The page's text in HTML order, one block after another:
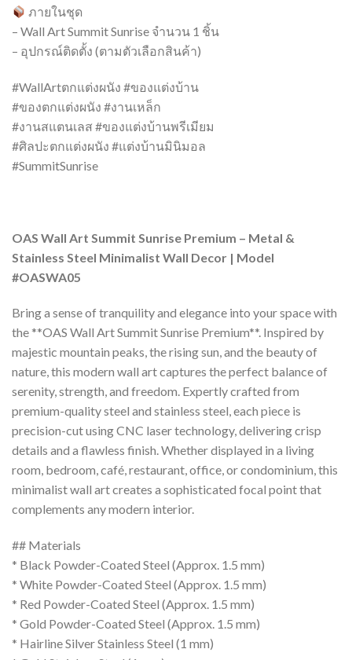
ภายในชุด
– Wall Art Summit Sunrise จำนวน 1 ชิ้น
– อุปกรณ์ติดตั้ง (ตามตัวเลือกสินค้า)
#WallArtตกแต่งผนัง #ของแต่งบ้าน
#ของตกแต่งผนัง #งานเหล็ก
#งานสแตนเลส #ของแต่งบ้านพรีเมียม
#ศิลปะตกแต่งผนัง #แต่งบ้านมินิมอล
#SummitSunrise
OAS Wall Art Summit Sunrise Premium – Metal &
Stainless Steel Minimalist Wall Decor | Model
#OASWA05
Bring a sense of tranquility and elegance into your space with
the **OAS Wall Art Summit Sunrise Premium**. Inspired by
majestic mountain peaks, the rising sun, and the beauty of
nature, this modern wall art captures the perfect balance of
serenity, strength, and freedom. Expertly crafted from
premium-quality steel and stainless steel, each piece is
precision-cut using CNC laser technology, delivering crisp
details and a flawless finish. Whether displayed in a living
room, bedroom, café, restaurant, office, or condominium, this
minimalist wall art creates a sophisticated focal point that
complements any modern interior.
## Materials
* Black Powder-Coated Steel (Approx. 1.5 mm)
* White Powder-Coated Steel (Approx. 1.5 mm)
* Red Powder-Coated Steel (Approx. 1.5 mm)
* Gold Powder-Coated Steel (Approx. 1.5 mm)
* Hairline Silver Stainless Steel (1 mm)